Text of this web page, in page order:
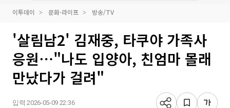
이투데이 문화·라이프 방송/TV
'살림남2' 김재중, 타쿠야 가족사
응원⋯"나도 입양아, 친엄마 몰래
만났다가 걸려"
입력 2026-05-09 22:36